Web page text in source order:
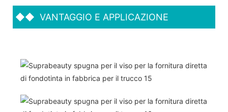
◆◆ VANTAGGIO E APPLICAZIONE